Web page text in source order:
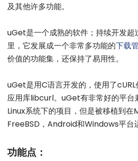
及其他许多功能。
uGet是一个成熟的软件；持续开发超
里，它发展成一个非常多功能的下载
价值的功能集，还保持了易用性。
uGet是用C语言开发的，使用了
应用库libcurl。uGet有非常好的平台
Linux系统下的项目，但是被移植到在
FreeBSD，Android和Windows平台
功能点：